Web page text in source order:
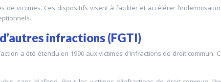
victimes. Ces dispositifs visent à faciliter et accélérer
infractions (FGTI)
a été étendu en 1990 aux victimes d’infractions de droit